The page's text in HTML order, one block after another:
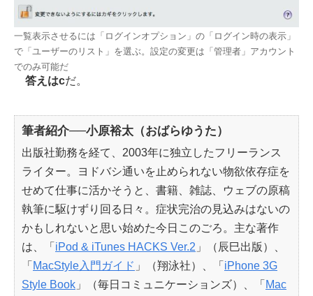
一覧表示させるには「ログインオプション」の「ログイン時の表示」
で「ユーザーのリスト」を選ぶ。設定の変更は「管理者」アカウント
でのみ可能だ
答えはcだ。
筆者紹介──小原裕太（おばらゆうた）
出版社勤務を経て、2003年に独立したフリーランス
ライター。ヨドバシ通いを止められない物欲依存症を
せめて仕事に活かそうと、書籍、雑誌、ウェブの原稿
執筆に駆けずり回る日々。症状完治の見込みはないの
かもしれないと思い始めた今日このごろ。主な著作
は、「 iPod & iTunes HACKS Ver.2 」（辰巳出版）、
「 MacStyle入門ガイド 」（翔泳社）、「 iPhone 3G
Style Book 」（毎日コミュニケーションズ）、「 Mac